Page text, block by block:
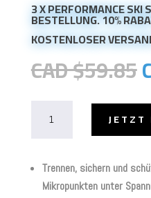
3 X PERFORMANCE SKI
BESTELLUNG. 10%
KOSTENLOSER
CAD $59.85
Performance
-
JETZT
Trennen, sichern und
Mikropunkten unter